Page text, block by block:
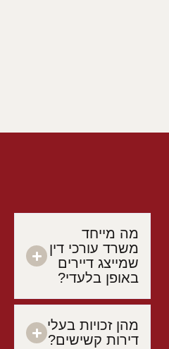
מה מייחד
משרד עורכי דין
שמייצג דיירים
באופן בלעדי?
מהן זכויות בעלי
דירות קשישים?